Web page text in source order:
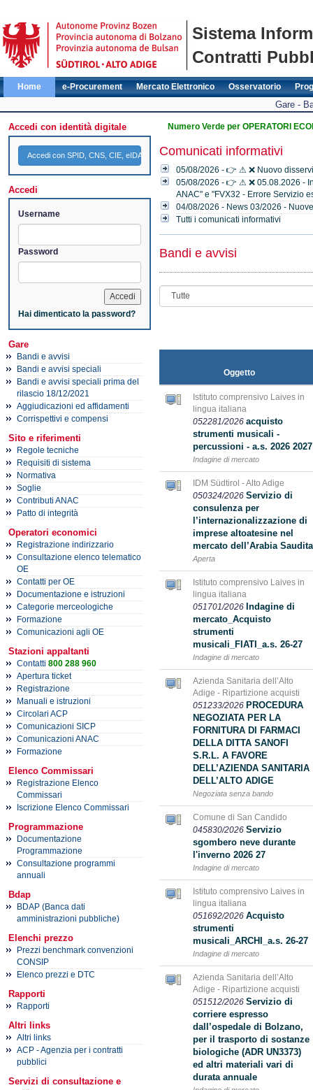
Sistema
Contratti
Home e-Procurement Mercato Elettronico Osservatorio
Gare -
Accedi con identità digitale
Accedi con SPID, CNS, CIE, eIDAS
Accedi
Username
Password
Hai dimenticato la password?
Gare
Bandi e avvisi
Bandi e avvisi speciali
Bandi e avvisi speciali prima del
rilascio 18/12/2021
Aggiudicazioni ed affidamenti
Corrispettivi e compensi
Sito e riferimenti
Regole tecniche
Requisiti di sistema
Normativa
Soglie
Contributi ANAC
Patto di integrità
Operatori economici
Registrazione indirizzario
Consultazione elenco telematico
OE
Contatti per OE
Documentazione e istruzioni
Categorie merceologiche
Formazione
Comunicazioni agli OE
Stazioni appaltanti
Contatti 800 288 960
Apertura ticket
Registrazione
Manuali e istruzioni
Circolari ACP
Comunicazioni SICP
Comunicazioni ANAC
Formazione
Elenco Commissari
Registrazione Elenco
Commissari
Iscrizione Elenco Commissari
Programmazione
Documentazione
Programmazione
Consultazione programmi
annuali
Bdap
BDAP (Banca dati
amministrazioni pubbliche)
Elenchi prezzo
Prezzi benchmark convenzioni
CONSIP
Elenco prezzi e DTC
Rapporti
Rapporti
Altri links
Altri links
ACP - Agenzia per i contratti
pubblici
Servizi di consultazione e
Numero Verde per OPERATORI
Comunicati informativi
05/08/2026 - 👉 ⚠ ❌ Nuovo
05/08/2026 - 👉 ⚠ ❌ 05.08.2026 -
ANAC" e "FVX32 - Errore Servizio
04/08/2026 - News 03/2026 -
Tutti i comunicati informativi
Bandi e avvisi
Oggetto
Istituto comprensivo Laives in
lingua italiana
052281/2026 acquisto
strumenti musicali -
percussioni - a.s. 2026 2027
Indagine di mercato
IDM Südtirol - Alto Adige
050324/2026 Servizio di
consulenza per
l’internazionalizzazione di
imprese altoatesine nel
mercato dell’Arabia Saudita
Aperta
Istituto comprensivo Laives in
lingua italiana
051701/2026 Indagine di
mercato_Acquisto
strumenti
musicali_FIATI_a.s. 26-27
Indagine di mercato
Azienda Sanitaria dell’Alto
Adige - Ripartizione acquisti
051233/2026 PROCEDURA
NEGOZIATA PER LA
FORNITURA DI FARMACI
DELLA DITTA SANOFI
S.R.L. A FAVORE
DELL’AZIENDA SANITARIA
DELL’ALTO ADIGE
Negoziata senza bando
Comune di San Candido
045830/2026 Servizio
sgombero neve durante
l'inverno 2026 27
Indagine di mercato
Istituto comprensivo Laives in
lingua italiana
051692/2026 Acquisto
strumenti
musicali_ARCHI_a.s. 26-27
Indagine di mercato
Azienda Sanitaria dell’Alto
Adige - Ripartizione acquisti
051512/2026 Servizio di
corriere espresso
dall’ospedale di Bolzano,
per il trasporto di sostanze
biologiche (ADR UN3373)
ed altri materiali vari di
durata annuale